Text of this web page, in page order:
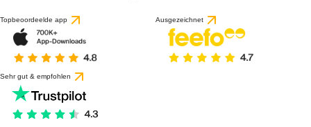
Topbeoordeelde app Ausgezeichnet
Sehr gut & empfohlen